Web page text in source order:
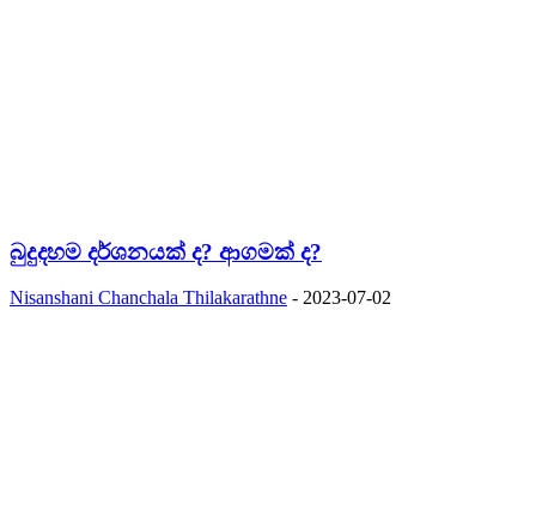
බුදුදහම දර්ශනයක් ද? ආගමක් ද?
Nisanshani Chanchala Thilakarathne - 2023-07-02